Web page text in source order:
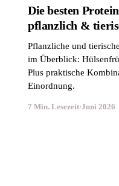
Die besten
pflanzlich &
Pflanzliche und
im Überblick:
Plus praktische
Einordnung.
7 Min. Lesezeit·Juni 2026